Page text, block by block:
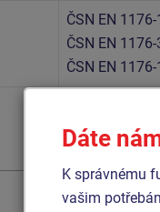
ČSN EN
ČSN EN
ČSN EN
Dáte
K správnému
vašim